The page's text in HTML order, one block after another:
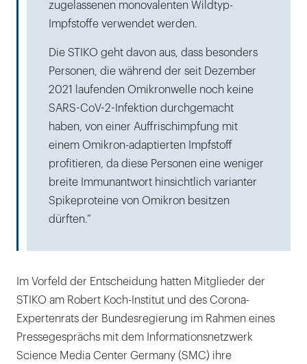
zugelassenen monovalenten Wildtyp-
Impfstoffe verwendet werden.
Die STIKO geht davon aus, dass besonders
Personen, die während der seit Dezember
2021 laufenden Omikronwelle noch keine
SARS-CoV-2-Infektion durchgemacht
haben, von einer Auffrischimpfung mit
einem Omikron-adaptierten Impfstoff
profitieren, da diese Personen eine weniger
breite Immunantwort hinsichtlich varianter
Spikeproteine von Omikron besitzen
dürften.”
Im Vorfeld der Entscheidung hatten Mitglieder der
STIKO am Robert Koch-Institut und des Corona-
Expertenrats der Bundesregierung im Rahmen eines
Pressegesprächs mit dem Informationsnetzwerk
Science Media Center Germany (SMC) ihre